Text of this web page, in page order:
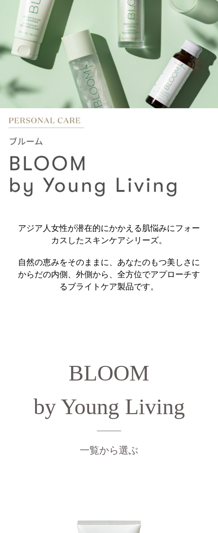
アジア人女性が潜在的にかかえる肌悩みにフォー
カスしたスキンケアシリーズ。
自然の恵みをそのままに、あなたのもつ美しさに
からだの内側、外側から、全方位でアプローチす
るブライトケア製品です。
BLOOM
by Young Living
一覧から選ぶ